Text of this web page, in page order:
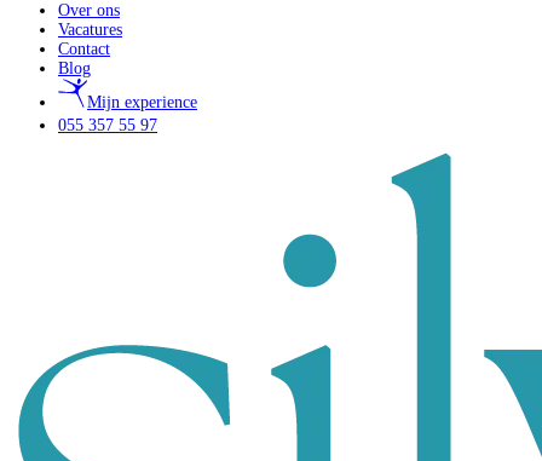
Over ons
Vacatures
Contact
Blog
Mijn experience
055 357 55 97